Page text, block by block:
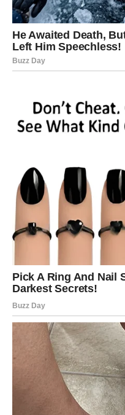
i dublje veze. Drugi se
ikada. Do kraja godine
retku kombinaciju koju
Naduhovnom planu,
To znanje vam daje
RIBE – TIHA,
SREĆA
Ribe su možda
godine. Vi ste mnogo
duboko.
Naemocionalnom planu
Srce se smiruje, rane
Mnoge Ribe
spoznaju koja im menja
, dolazi ono o
Bilo kroz postojeći